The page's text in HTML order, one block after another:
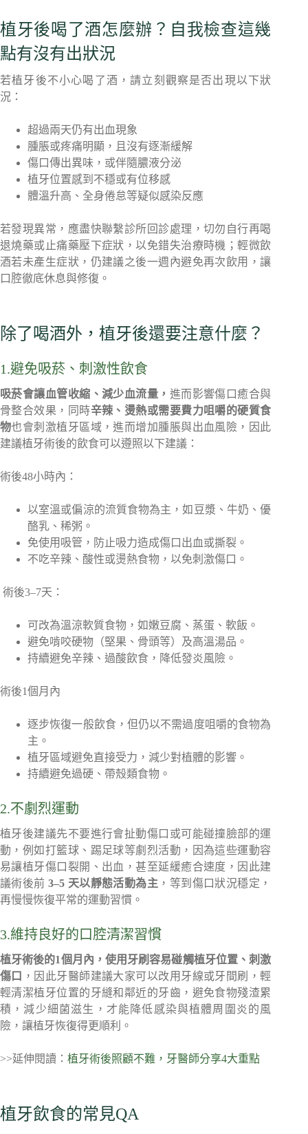
植牙後喝了酒怎麼辦？自我檢查這幾
點有沒有出狀況
若植牙後不小心喝了酒，請立刻觀察是否出現以下狀
況：
超過兩天仍有出血現象
腫脹或疼痛明顯，且沒有逐漸緩解
傷口傳出異味，或伴隨膿液分泌
植牙位置感到不穩或有位移感
體溫升高、全身倦怠等疑似感染反應
若發現異常，應盡快聯繫診所回診處理，切勿自行再喝
退燒藥或止痛藥壓下症狀，以免錯失治療時機；輕微飲
酒若未產生症狀，仍建議之後一週內避免再次飲用，讓
口腔徹底休息與修復。
除了喝酒外，植牙後還要注意什麼？
1.避免吸菸、刺激性飲食
吸菸會讓血管收縮、減少血流量， 進而影響傷口癒合與
骨整合效果，同時辛辣、燙熱或需要費力咀嚼的硬質食
物也會刺激植牙區域，進而增加腫脹與出血風險，因此
建議植牙術後的飲食可以遵照以下建議：
術後48小時內：
以室溫或偏涼的流質食物為主，如豆漿、牛奶、優
酪乳、稀粥。
免使用吸管，防止吸力造成傷口出血或撕裂。
不吃辛辣、酸性或燙熱食物，以免刺激傷口。
術後3–7天：
可改為溫涼軟質食物，如嫩豆腐、蒸蛋、軟飯。
避免啃咬硬物（堅果、骨頭等）及高溫湯品。
持續避免辛辣、過酸飲食，降低發炎風險。
術後1個月內
逐步恢復一般飲食，但仍以不需過度咀嚼的食物為
主。
植牙區域避免直接受力，減少對植體的影響。
持續避免過硬、帶殼類食物。
2.不劇烈運動
植牙後建議先不要進行會扯動傷口或可能碰撞臉部的運
動，例如打籃球、踢足球等劇烈活動，因為這些運動容
易讓植牙傷口裂開、出血，甚至延緩癒合速度，因此建
議術後前 3–5 天以靜態活動為主 ，等到傷口狀況穩定，
再慢慢恢復平常的運動習慣。
3.維持良好的口腔清潔習慣
植牙術後的1個月內，使用牙刷容易碰觸植牙位置、刺激
傷口 ，因此牙醫師建議大家可以改用牙線或牙間刷，輕
輕清潔植牙位置的牙縫和鄰近的牙齒，避免食物殘渣累
積，減少細菌滋生，才能降低感染與植體周圍炎的風
險，讓植牙恢復得更順利。
>>延伸閱讀： 植牙術後照顧不難，牙醫師分享4大重點
植牙飲食的常見QA